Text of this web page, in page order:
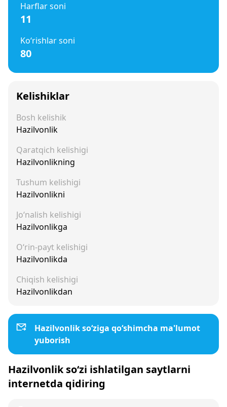
Harflar soni
11
Ko‘rishlar soni
80
Kelishiklar
Bosh kelishik
Hazilvonlik
Qaratqich kelishigi
Hazilvonlikning
Tushum kelishigi
Hazilvonlikni
Jo‘nalish kelishigi
Hazilvonlikga
O‘rin-payt kelishigi
Hazilvonlikda
Chiqish kelishigi
Hazilvonlikdan
Hazilvonlik so‘ziga qo‘shimcha ma'lumot
yuborish
Hazilvonlik so‘zi ishlatilgan saytlarni
internetda qidiring